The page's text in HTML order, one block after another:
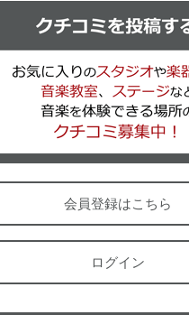
会員登録はこちら
ログイン